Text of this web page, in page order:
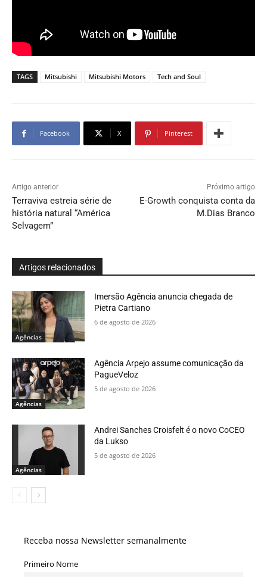
TAGS Mitsubishi Mitsubishi Motors Tech and Soul
Facebook X Pinterest
Artigo anterior
Terraviva estreia série de
história natural “América
Selvagem”
Próximo artigo
E-Growth conquista conta da
M.Dias Branco
Artigos relacionados
Agências
Imersão Agência anuncia chegada de
Pietra Cartiano
6 de agosto de 2026
Agências
Agência Arpejo assume comunicação da
PagueVeloz
5 de agosto de 2026
Agências
Andrei Sanches Croisfelt é o novo CoCEO
da Lukso
5 de agosto de 2026
Receba nossa Newsletter semanalmente
Primeiro Nome